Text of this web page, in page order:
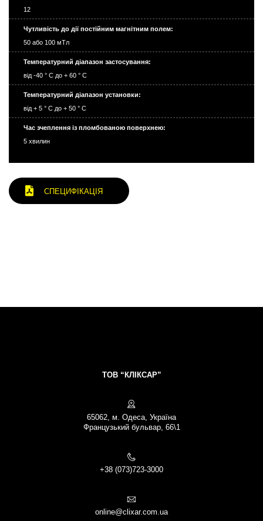
12
Чутливість до дії постійним магнітним полем:
50 або 100 мТл
Температурний діапазон застосування:
від -40 ° С до + 60 ° С
Температурний діапазон установки:
від + 5 ° С до + 50 ° С
Час зчеплення із пломбованою поверхнею:
5 хвилин
СПЕЦИФІКАЦІЯ
ТОВ “КЛІКСАР”
65062, м. Одеса, Україна
Французький бульвар, 66\1
+38 (073)723-3000
online@clixar.com.ua